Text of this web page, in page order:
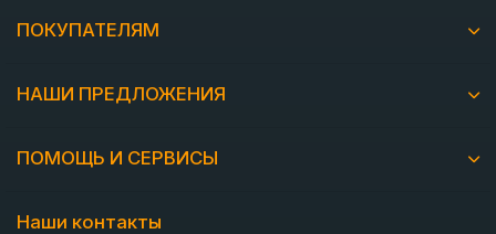
ПОКУПАТЕЛЯМ
НАШИ ПРЕДЛОЖЕНИЯ
ПОМОЩЬ И СЕРВИСЫ
Наши контакты